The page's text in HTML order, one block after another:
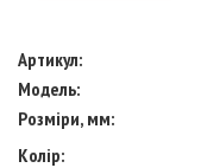
Артикул:
Модель:
Розміри, мм:
Колір: